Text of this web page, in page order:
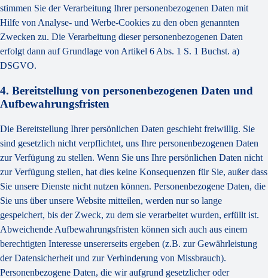
stimmen Sie der Verarbeitung Ihrer personenbezogenen Daten mit
Hilfe von Analyse- und Werbe-Cookies zu den oben genannten
Zwecken zu. Die Verarbeitung dieser personenbezogenen Daten
erfolgt dann auf Grundlage von Artikel 6 Abs. 1 S. 1 Buchst. a)
DSGVO.
4. Bereitstellung von personenbezogenen Daten und
Aufbewahrungsfristen
Die Bereitstellung Ihrer persönlichen Daten geschieht freiwillig. Sie
sind gesetzlich nicht verpflichtet, uns Ihre personenbezogenen Daten
zur Verfügung zu stellen. Wenn Sie uns Ihre persönlichen Daten nicht
zur Verfügung stellen, hat dies keine Konsequenzen für Sie, außer dass
Sie unsere Dienste nicht nutzen können. Personenbezogene Daten, die
Sie uns über unsere Website mitteilen, werden nur so lange
gespeichert, bis der Zweck, zu dem sie verarbeitet wurden, erfüllt ist.
Abweichende Aufbewahrungsfristen können sich auch aus einem
berechtigten Interesse unsererseits ergeben (z.B. zur Gewährleistung
der Datensicherheit und zur Verhinderung von Missbrauch).
Personenbezogene Daten, die wir aufgrund gesetzlicher oder